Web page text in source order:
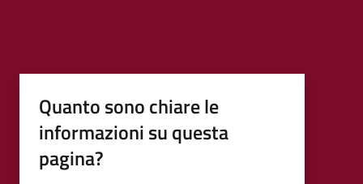
Quanto sono chiare le
informazioni su questa
pagina?